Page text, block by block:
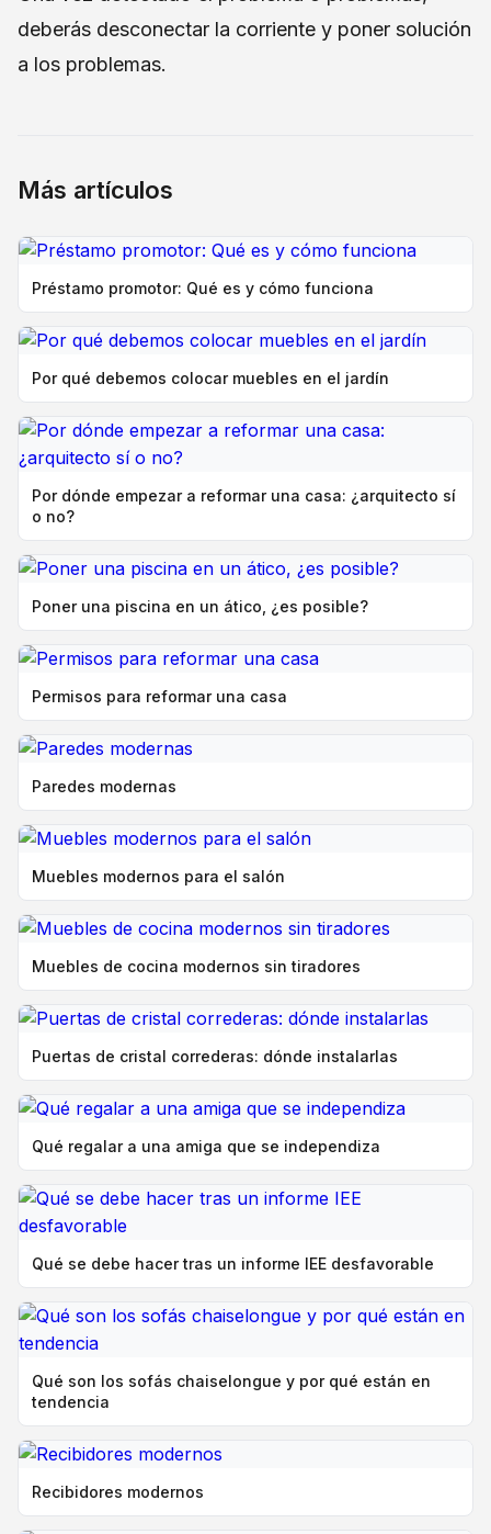
deberás desconectar la corriente y poner solución
a los problemas.
Más artículos
Préstamo promotor: Qué es y cómo funciona
Por qué debemos colocar muebles en el jardín
Por dónde empezar a reformar una casa: ¿arquitecto sí
o no?
Poner una piscina en un ático, ¿es posible?
Permisos para reformar una casa
Paredes modernas
Muebles modernos para el salón
Muebles de cocina modernos sin tiradores
Puertas de cristal correderas: dónde instalarlas
Qué regalar a una amiga que se independiza
Qué se debe hacer tras un informe IEE desfavorable
Qué son los sofás chaiselongue y por qué están en
tendencia
Recibidores modernos